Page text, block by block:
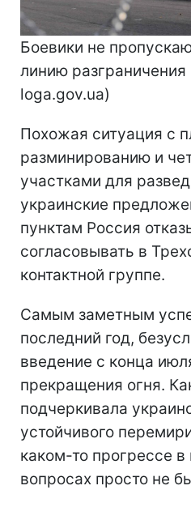
Боевики не
линию разграничения
loga.gov.ua)
Похожая ситуация с
разминированию и
участками для
украинские
пунктам Россия
согласовывать в
контактной группе.
Самым заметным
последний год,
введение с конца
прекращения огня.
подчеркивала
устойчивого
каком-то прогрессе в
вопросах просто не